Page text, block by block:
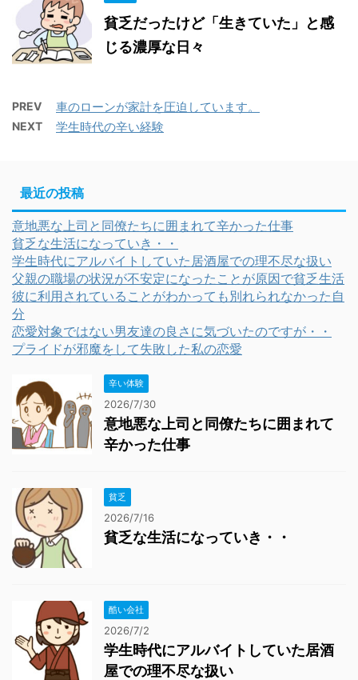
貧乏だったけど「生きていた」と感
じる濃厚な日々
PREV 車のローンが家計を圧迫しています。
NEXT 学生時代の辛い経験
最近の投稿
意地悪な上司と同僚たちに囲まれて辛かった仕事
貧乏な生活になっていき・・
学生時代にアルバイトしていた居酒屋での理不尽な扱い
父親の職場の状況が不安定になったことが原因で貧乏生活
彼に利用されていることがわかっても別れられなかった自
分
恋愛対象ではない男友達の良さに気づいたのですが・・
プライドが邪魔をして失敗した私の恋愛
辛い体験
2026/7/30
意地悪な上司と同僚たちに囲まれて
辛かった仕事
貧乏
2026/7/16
貧乏な生活になっていき・・
酷い会社
2026/7/2
学生時代にアルバイトしていた居酒
屋での理不尽な扱い